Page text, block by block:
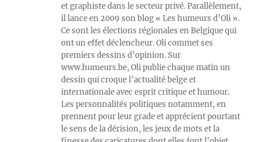
et graphiste dans le secteur privé. Parallèlement,
il lance en 2009 son blog « Les humeurs d’Oli ».
Ce sont les élections régionales en Belgique qui
ont un effet déclencheur. Oli commet ses
premiers dessins d’opinion. Sur
www.humeurs.be, Oli publie chaque matin un
dessin qui croque l’actualité belge et
internationale avec esprit critique et humour.
Les personnalités politiques notamment, en
prennent pour leur grade et apprécient pourtant
le sens de la dérision, les jeux de mots et la